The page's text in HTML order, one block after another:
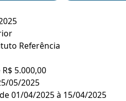
Referência
5.000,00
05/2025
01/04/2025 à 15/04/2025